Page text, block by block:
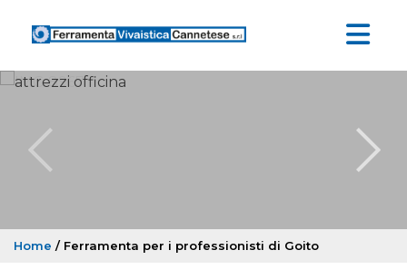
Home / Ferramenta per i professionisti di Goito